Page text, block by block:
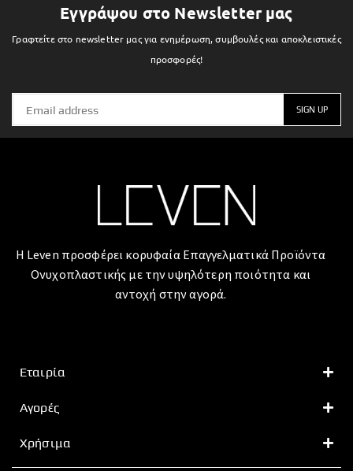
Εγγράψου στο Newsletter μας
Γραφτείτε στο newsletter μας για ενημέρωση, συμβουλές και αποκλειστικές
προσφορές!
Η Leven προσφέρει κορυφαία Επαγγελματικά Προϊόντα
Ονυχοπλαστικής με την υψηλότερη ποιότητα και
αντοχή στην αγορά.
Εταιρία
Αγορές
Χρήσιμα